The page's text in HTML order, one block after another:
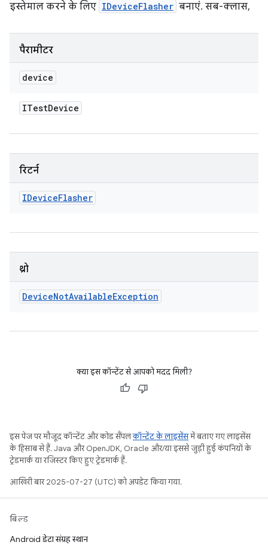
इस्तेमाल करने के लिए IDeviceFlasher बनाएं. सब-क्लास,
पैरामीटर
device
ITestDevice
रिटर्न
IDeviceFlasher
थ्रो
DeviceNotAvailableException
क्या इस कॉन्टेंट से आपको मदद मिली?
इस पेज पर मौजूद कॉन्टेंट और कोड सैंपलकॉन्टेंट के लाइसेंसमें बताए गए लाइसेंस
के हिसाब से हैं. Java और OpenJDK, Oracle और/या इससे जुड़ी हुई कंपनियों के
ट्रेडमार्क या रजिस्टर किए हुए ट्रेडमार्क हैं.
आखिरी बार 2025-07-27 (UTC) को अपडेट किया गया.
बिल्ड
Android डेटा संग्रह स्थान